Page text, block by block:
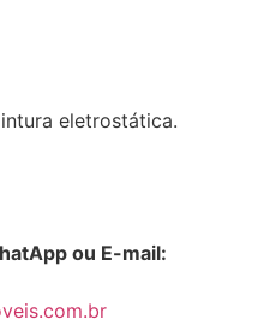
eletrostática.
ou E-mail: